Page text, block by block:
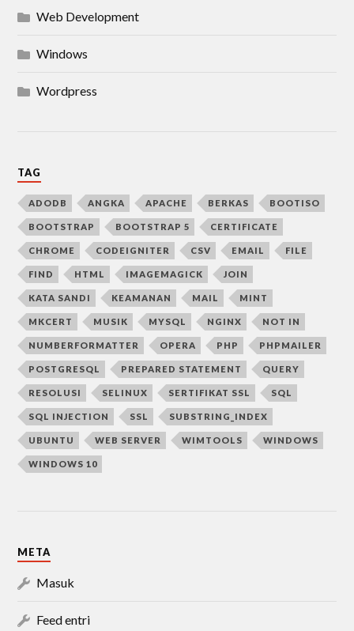
Web Development
Windows
Wordpress
TAG
ADODB ANGKA APACHE BERKAS BOOTISO
BOOTSTRAP BOOTSTRAP 5 CERTIFICATE
CHROME CODEIGNITER CSV EMAIL FILE
FIND HTML IMAGEMAGICK JOIN
KATA SANDI KEAMANAN MAIL MINT
MKCERT MUSIK MYSQL NGINX NOT IN
NUMBERFORMATTER OPERA PHP PHPMAILER
POSTGRESQL PREPARED STATEMENT QUERY
RESOLUSI SELINUX SERTIFIKAT SSL SQL
SQL INJECTION SSL SUBSTRING_INDEX
UBUNTU WEB SERVER WIMTOOLS WINDOWS
WINDOWS 10
META
Masuk
Feed entri